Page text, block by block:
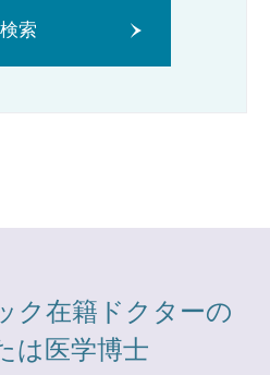
検索
ク在籍ドクターの
は医学博士